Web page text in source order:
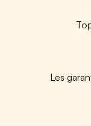
Les